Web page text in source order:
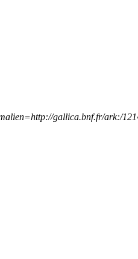
gallica.bnf.fr/ark:/